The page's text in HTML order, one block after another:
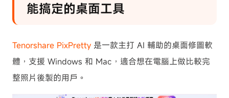
能搞定的桌面工具
Tenorshare PixPretty 是一款主打 AI 輔助的桌面修圖軟
體，支援 Windows 和 Mac，適合想在電腦上做比較完
整照片後製的用戶。